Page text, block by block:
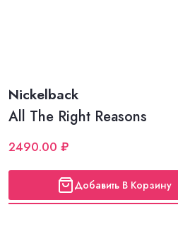
Nickelback
All The Right Reasons
2490.00 ₽
Добавить В Корзину